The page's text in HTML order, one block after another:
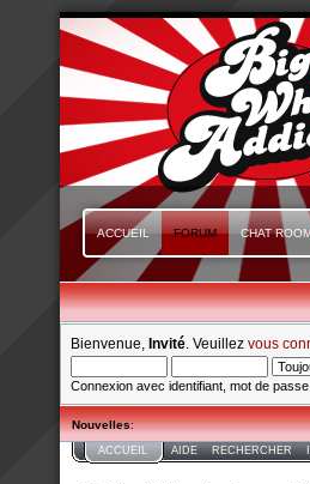
ACCUEIL FORUM CHAT
Bienvenue, Invité . Veuillez vous
Connexion avec identifiant, mot de
Nouvelles:
ACCUEIL AIDE RECHERCHER